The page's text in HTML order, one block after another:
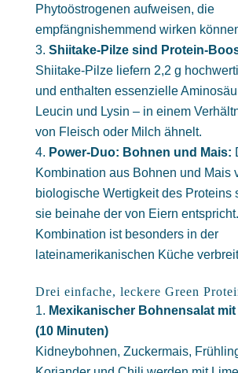
Phytoöstrogenen aufweisen, die
empfängnishemmend wirken
Shiitake-Pilze sind Protein-
Shiitake-Pilze liefern 2,2 g
und enthalten essenzielle
Leucin und Lysin – in einem
von Fleisch oder Milch ähnelt.
Power-Duo: Bohnen und Mais:
Kombination aus Bohnen und Mais
biologische Wertigkeit des Proteins
sie beinahe der von Eiern
Kombination ist besonders in der
lateinamerikanischen Küche
Drei einfache, leckere Green
Mexikanischer Bohnensalat
(10 Minuten)
Kidneybohnen, Zuckermais,